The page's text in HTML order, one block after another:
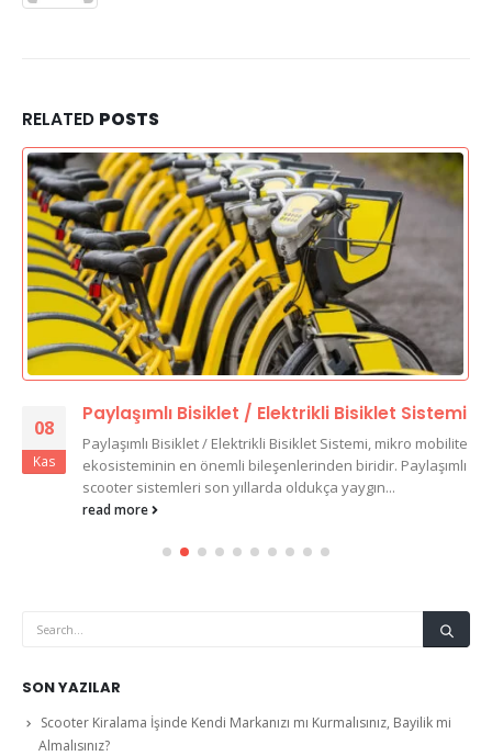
RELATED POSTS
08
Kas
Paylaşımlı Bisiklet / Elektrikli Bisiklet Sistemi
Paylaşımlı Bisiklet / Elektrikli Bisiklet Sistemi, mikro mobilite
ekosisteminin en önemli bileşenlerinden biridir. Paylaşımlı
scooter sistemleri son yıllarda oldukça yaygın...
read more
SON YAZILAR
Scooter Kiralama İşinde Kendi Markanızı mı Kurmalısınız, Bayilik mi
Almalısınız?